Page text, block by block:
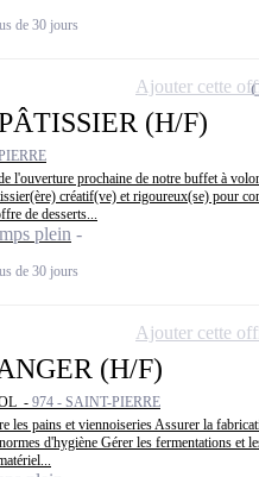
de 30 jours
(H/F)
l'ouverture prochaine de notre buffet à
créatif(ve) et rigoureux(se) pour
de desserts...
plein
de 30 jours
Ajouter cette
(H/F)
- 974 - SAINT-PIERRE
les pains et viennoiseries Assurer la
d'hygiène Gérer les fermentations et
Ajouter cette